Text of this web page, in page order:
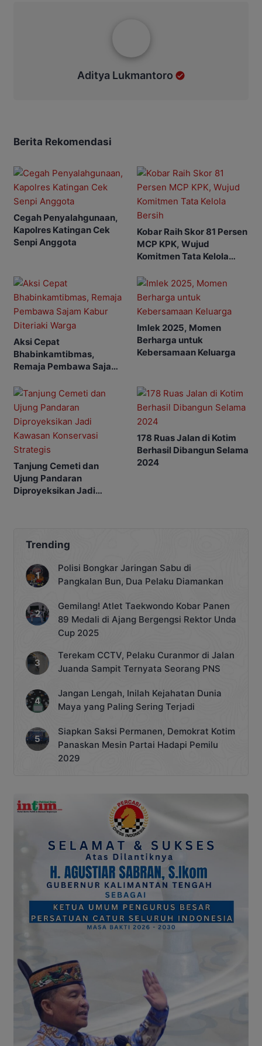
Aditya Lukmantoro
Berita Rekomendasi
Cegah Penyalahgunaan,
Kapolres Katingan Cek
Senpi Anggota
Kobar Raih Skor 81 Persen
MCP KPK, Wujud
Komitmen Tata Kelola
Aksi Cepat
Bhabinkamtibmas,
Remaja Pembawa Sajam
Imlek 2025, Momen
Berharga untuk
Kebersamaan Keluarga
Tanjung Cemeti dan
Ujung Pandaran
Diproyeksikan Jadi
178 Ruas Jalan di Kotim
Berhasil Dibangun Selama
2024
Trending
Polisi Bongkar Jaringan Sabu di
Pangkalan Bun, Dua Pelaku Diamankan
Gemilang! Atlet Taekwondo Kobar Panen
89 Medali di Ajang Bergengsi Rektor Unda
Cup 2025
Terekam CCTV, Pelaku Curanmor di Jalan
Juanda Sampit Ternyata Seorang PNS
Jangan Lengah, Inilah Kejahatan Dunia
Maya yang Paling Sering Terjadi
Siapkan Saksi Permanen, Demokrat Kotim
Panaskan Mesin Partai Hadapi Pemilu
2029